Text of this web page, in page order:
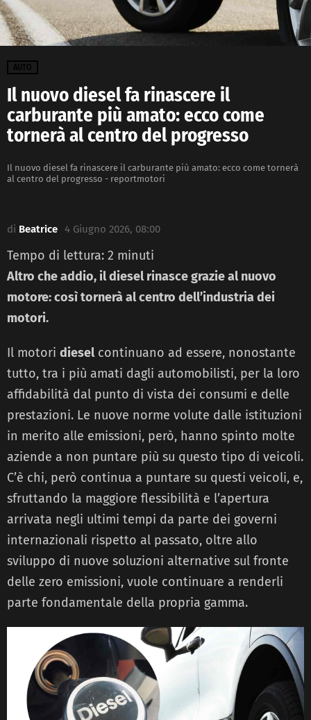
AUTO
Il nuovo diesel fa rinascere il
carburante più amato: ecco come
tornerà al centro del progresso
Il nuovo diesel fa rinascere il carburante più amato: ecco come tornerà
al centro del progresso - reportmotori
di Beatrice 4 Giugno 2026, 08:00
Tempo di lettura: 2 minuti
Altro che addio, il diesel rinasce grazie al nuovo
motore: così tornerà al centro dell’industria dei
motori.
Il motori dieselcontinuano ad essere, nonostante
tutto, tra i più amati dagli automobilisti, per la loro
affidabilità dal punto di vista dei consumi e delle
prestazioni. Le nuove norme volute dalle istituzioni
in merito alle emissioni, però, hanno spinto molte
aziende a non puntare più su questo tipo di veicoli.
C’è chi, però continua a puntare su questi veicoli, e,
sfruttando la maggiore flessibilità e l’apertura
arrivata negli ultimi tempi da parte dei governi
internazionali rispetto al passato, oltre allo
sviluppo di nuove soluzioni alternative sul fronte
delle zero emissioni, vuole continuare a renderli
parte fondamentale della propria gamma.